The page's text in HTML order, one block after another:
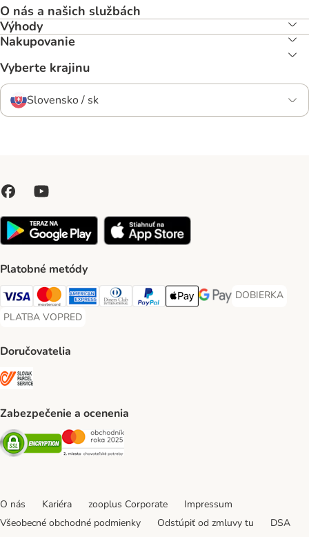
O nás a našich službách
Výhody
Nakupovanie
Vyberte krajinu
Slovensko / sk
Platobné metódy
Visa Payment Method
Mastercard Payment Method
American Express Payment Method
Diners Club Payment Method
PayPal Payment Method
Apple Pay Payment Method
Google Pay Payment
DOBIERKA
DOBIERKA
PLATBA VOPRED
PLATBA VOPRED Payment Method
Doručovatelia
Zabezpečenie a ocenenia
Security Security
O nás Kariéra zooplus Corporate
Impressum
Všeobecné obchodné podmienky
Odstúpiť od zmluvy tu
DSA